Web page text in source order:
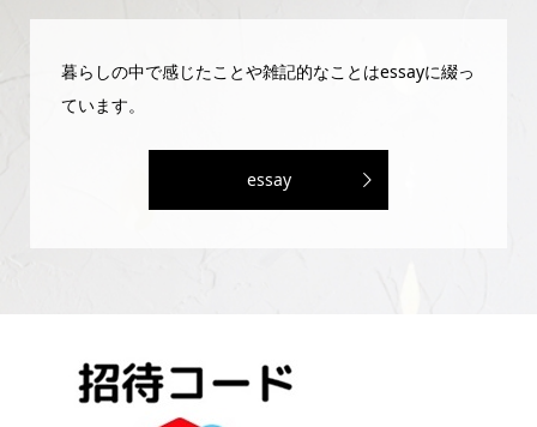
暮らしの中で感じたことや雑記的なことはessayに綴っ
ています。
essay